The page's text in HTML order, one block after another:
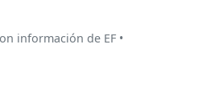
información de EF •